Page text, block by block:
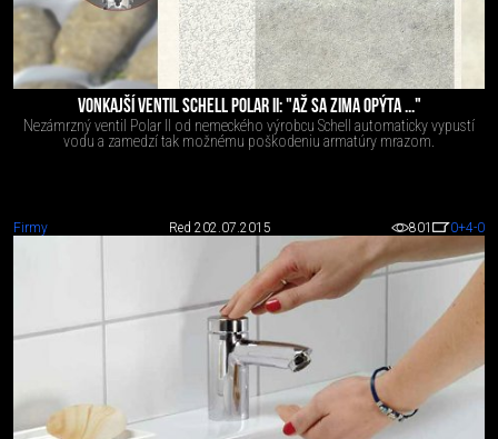
VONKAJŠÍ VENTIL SCHELL POLAR II: "AŽ SA ZIMA OPÝTA ..."
Nezámrzný ventil Polar II od nemeckého výrobcu Schell automaticky vypustí
vodu a zamedzí tak možnému poškodeniu armatúry mrazom.
Firmy Red 202.07.2015 801 0+4-0